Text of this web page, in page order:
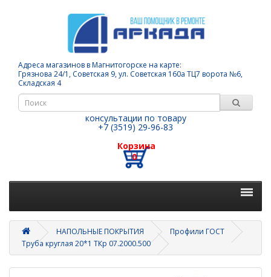
Адреса магазинов в Магнитогорске на карте:
Грязнова 24/1, Советская 9, ул. Советская 160а ТЦ7 ворота №6,
Складская 4
консультации по товару
+7 (3519) 29-96-83
Корзина
0
НАПОЛЬНЫЕ ПОКРЫТИЯ
Профили ГОСТ
Труба круглая 20*1 ТКр 07.2000.500